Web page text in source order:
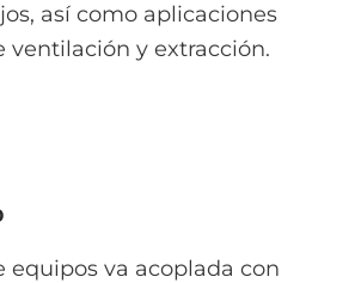
así como aplicaciones
ventilación y extracción.
equipos va acoplada con